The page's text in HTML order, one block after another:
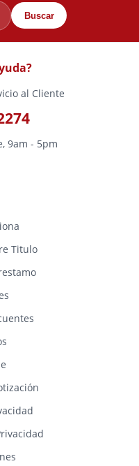
Buscar
al Cliente
9am - 5pm
Titulo